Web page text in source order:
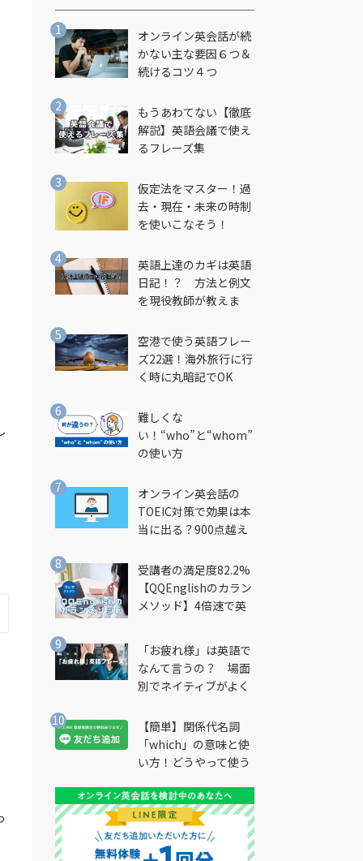
オンライン英会話が続
かない主な要因６つ＆
続けるコツ４つ
もうあわてない【徹底
解説】英語会議で使え
るフレーズ集
仮定法をマスター！過
去・現在・未来の時制
を使いこなそう！
英語上達のカギは英語
日記！？ 方法と例文
を現役教師が教えま
空港で使う英語フレー
ズ22選！海外旅行に行
く時に丸暗記でOK
難しくな
い！“who”と“whom”
の使い方
オンライン英会話の
TOEIC対策で効果は本
当に出る？900点越え
受講者の満足度82.2%
【QQEnglishのカラン
メソッド】4倍速で英
法とは？
「お疲れ様」は英語で
なんて言うの？ 場面
別でネイティブがよく
説
【簡単】関係代名詞
「which」の意味と使
い方！どうやって使う